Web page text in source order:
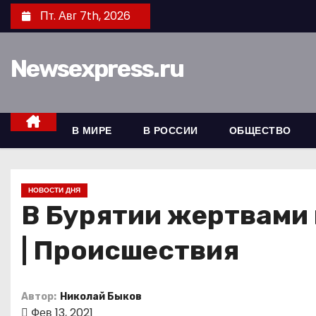
е
к
Пт. Авг 7th, 2026
Newsexpress.ru
В МИРЕ В РОССИИ ОБЩЕСТВО
НОВОСТИ ДНЯ
В Бурятии жертвами
| Происшествия
Автор: Николай Быков